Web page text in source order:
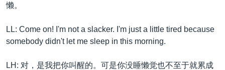
懒。
LL: Come on! I'm not a slacker. I'm just a little tired because
somebody didn't let me sleep in this morning.
LH: 对，是我把你叫醒的。可是你没睡懒觉也不至于就累成